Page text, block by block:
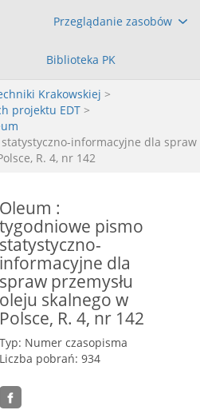
Przeglądanie zasobów
Biblioteka PK
Krakowskiej >
projektu EDT >
informacyjne dla spraw
R. 4, nr 142
Oleum :
tygodniowe pismo
statystyczno-
informacyjne dla
spraw przemysłu
oleju skalnego w
Polsce, R. 4, nr 142
Typ: Numer czasopisma
Liczba pobrań: 934